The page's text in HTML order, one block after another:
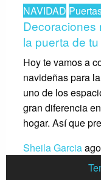
NAVIDAD
Decoraciones
la puerta de
Hoy te vamos a
navideñas para
uno de los
gran diferencia
hogar. Así que
Sheila Garcia